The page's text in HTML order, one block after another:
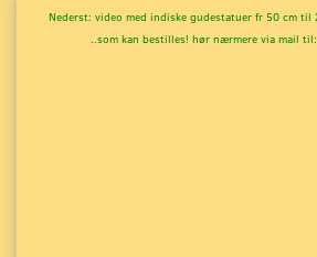
Nederst: video med indiske gudestatuer fr 50 cm til
..som kan bestilles! hør nærmere via mail til: